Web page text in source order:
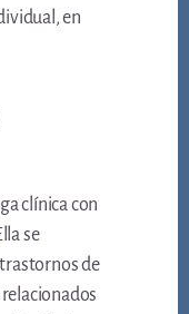
en
clínica con
se
de